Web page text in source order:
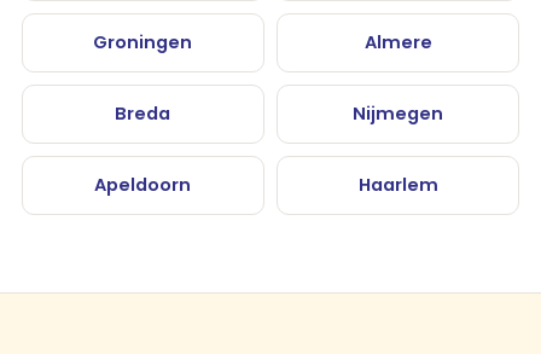
Groningen Almere
Breda Nijmegen
Apeldoorn Haarlem